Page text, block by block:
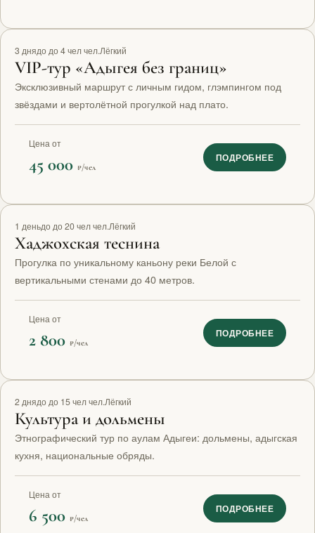
VIP
3 днядо до 4 чел чел.Лёгкий
VIP-тур «Адыгея без границ»
Эксклюзивный маршрут с личным гидом, глэмпингом под
звёздами и вертолётной прогулкой над плато.
Цена от
45 000 ₽/чел
ПОДРОБНЕЕ
1 деньдо до 20 чел чел.Лёгкий
Хаджохская теснина
Прогулка по уникальному каньону реки Белой с
вертикальными стенами до 40 метров.
Цена от
2 800 ₽/чел
ПОДРОБНЕЕ
2 днядо до 15 чел чел.Лёгкий
Культура и дольмены
Этнографический тур по аулам Адыгеи: дольмены, адыгская
кухня, национальные обряды.
Цена от
6 500 ₽/чел
ПОДРОБНЕЕ